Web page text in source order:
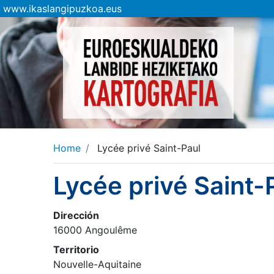
www.ikaslangipuzkoa.eus
Home Lycée privé Saint-Paul
Lycée privé Saint-
Dirección
16000 Angoulême
Territorio
Nouvelle-Aquitaine